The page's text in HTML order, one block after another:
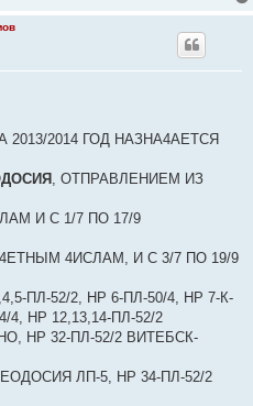
2014 ГОД НАЗНА4АЕТСЯ
, ОТПРАВЛЕНИЕМ ИЗ
И С 1/7 ПО 17/9
4ИСЛАМ, И С 3/7 ПО 19/9
ПЛ-52/2, НР 6-ПЛ-50/4, НР 7-К-
4, НР 12,13,14-ПЛ-52/2
НР 32-ПЛ-52/2 ВИТЕБСК-
ЛП-5, НР 34-ПЛ-52/2